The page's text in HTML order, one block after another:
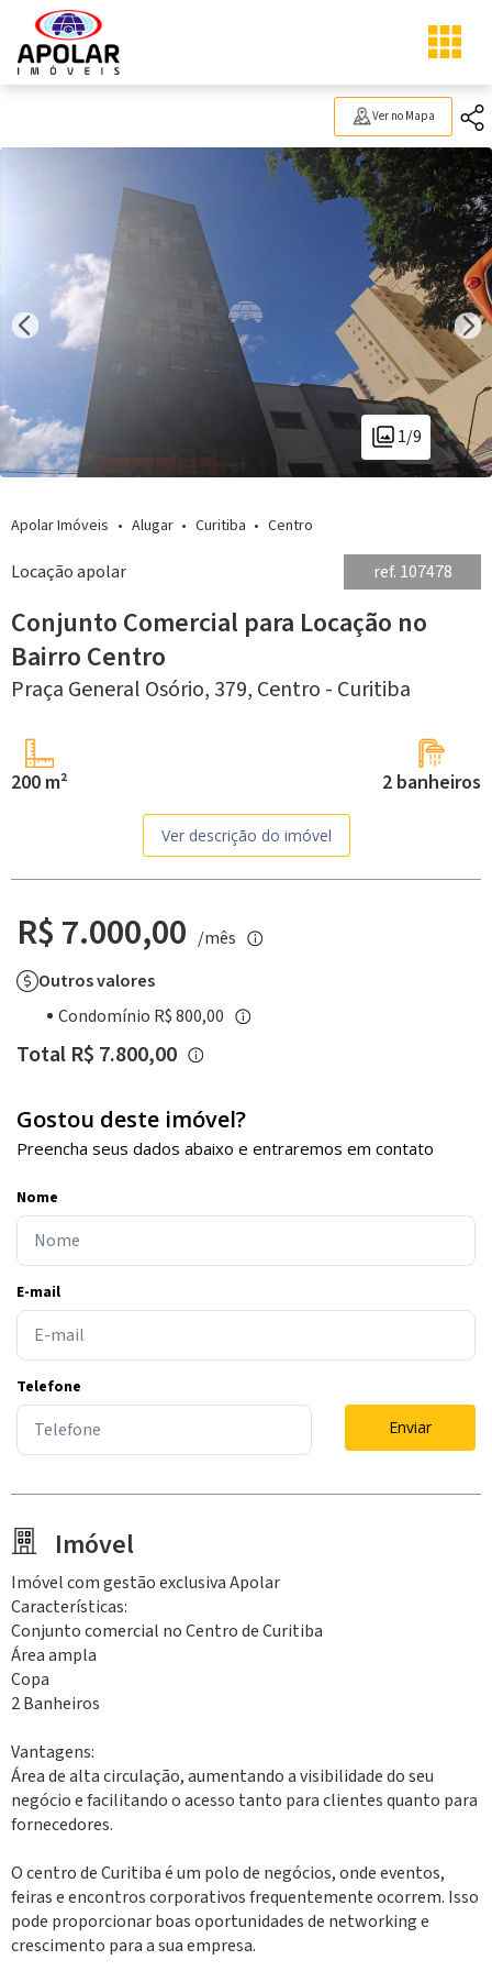
Ver no Mapa
1/9
Apolar Imóveis Alugar Curitiba Centro
Locação apolar ref. 107478
Conjunto Comercial para Locação no
Bairro Centro
Praça General Osório, 379, Centro - Curitiba
200 m² 2 banheiros
Ver descrição do imóvel
R$ 7.000,00 /mês
Outros valores
Condomínio R$ 800,00
Total R$ 7.800,00
Gostou deste imóvel?
Preencha seus dados abaixo e entraremos em contato
Nome
E-mail
Telefone
Enviar
Imóvel
Imóvel com gestão exclusiva Apolar
Características:
Conjunto comercial no Centro de Curitiba
Área ampla
Copa
2 Banheiros
Vantagens:
Área de alta circulação, aumentando a visibilidade do seu
negócio e facilitando o acesso tanto para clientes quanto para
fornecedores.
O centro de Curitiba é um polo de negócios, onde eventos,
feiras e encontros corporativos frequentemente ocorrem. Isso
pode proporcionar boas oportunidades de networking e
crescimento para a sua empresa.